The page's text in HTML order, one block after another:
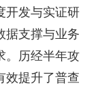
开发与实证研
据支撑与业务
。历经半年攻
效提升了普查